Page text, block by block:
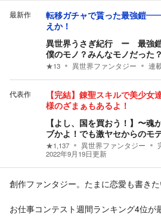
最新作
転移ガチャで貰った最強鎧
えか！
異世界うさぎ紀行 ー 最強鎧
僕のモノ？みんなモノだった？
★13 異世界ファンタジー 連
代表作
【完結】錬聖スキルで美少女
様のざまぁもあるよ！
【よし、国を買おう！】〜魂
ブかよ！でも激ヤセからのモ
★1,137 異世界ファンタジー
2022年9月19日更新
創作ファンタジー。たまに恋愛も書き
お仕事コンテスト週間ランキング4位が